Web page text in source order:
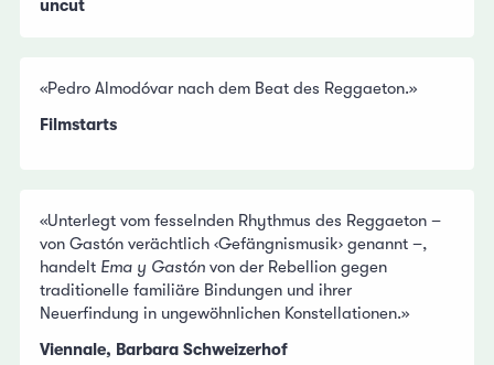
uncut
«Pedro Almodóvar nach dem Beat des Reggaeton.»
Filmstarts
«Unterlegt vom fesselnden Rhythmus des Reggaeton –
von Gastón verächtlich ‹Gefängnismusik› genannt –,
handelt Ema y Gastón von der Rebellion gegen
traditionelle familiäre Bindungen und ihrer
Neuerfindung in ungewöhnlichen Konstellationen.»
Viennale, Barbara Schweizerhof